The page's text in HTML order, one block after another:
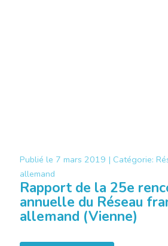
Publié le 7 mars 2019 | Catégorie:
allemand
Rapport de la 25e
annuelle du Réseau
allemand (Vienne)